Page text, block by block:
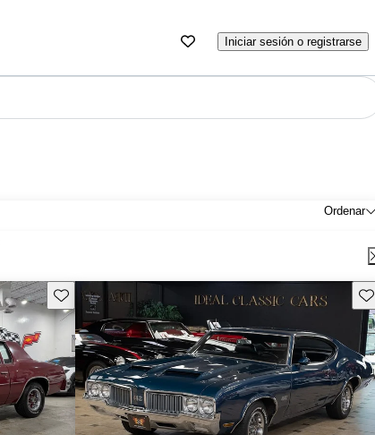
Iniciar sesión o registrarse
Ordenar
Guarda este Aviso